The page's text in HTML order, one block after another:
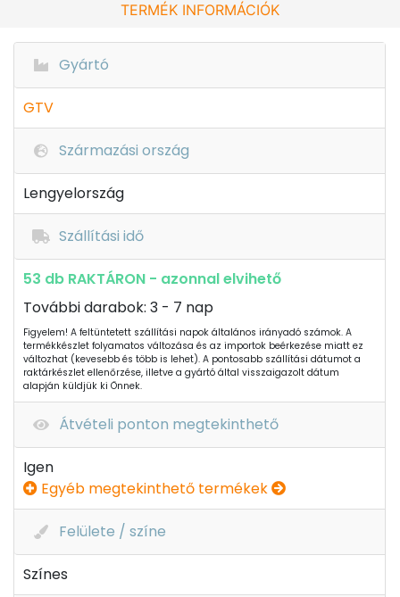
TERMÉK INFORMÁCIÓK
Gyártó
GTV
Származási ország
Lengyelország
Szállítási idő
53 db RAKTÁRON - azonnal elvihető
További darabok: 3 - 7 nap
Figyelem! A feltüntetett szállítási napok általános irányadó számok. A
termékkészlet folyamatos változása és az importok beérkezése miatt ez
változhat (kevesebb és több is lehet). A pontosabb szállítási dátumot a
raktárkészlet ellenőrzése, illetve a gyártó által visszaigazolt dátum
alapján küldjük ki Önnek.
Átvételi ponton megtekinthető
Igen
Egyéb megtekinthető termékek
Felülete / színe
Színes